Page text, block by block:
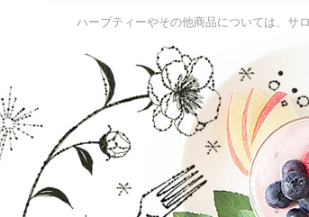
ハーブティーやその他商品については、サ